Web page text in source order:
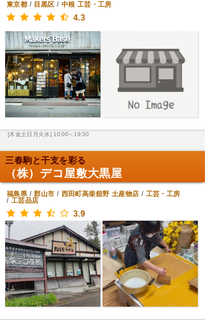
東京都 / 目黒区 / 中根 工芸・工房
4.3
[木金土日月火水] 10:00～19:30
三春駒と干支を彩る
（株）デコ屋敷大黒屋
福島県/郡山市 / 西田町高柴舘野 土産物店 / 工芸・工房
/ 工芸品店
3.9